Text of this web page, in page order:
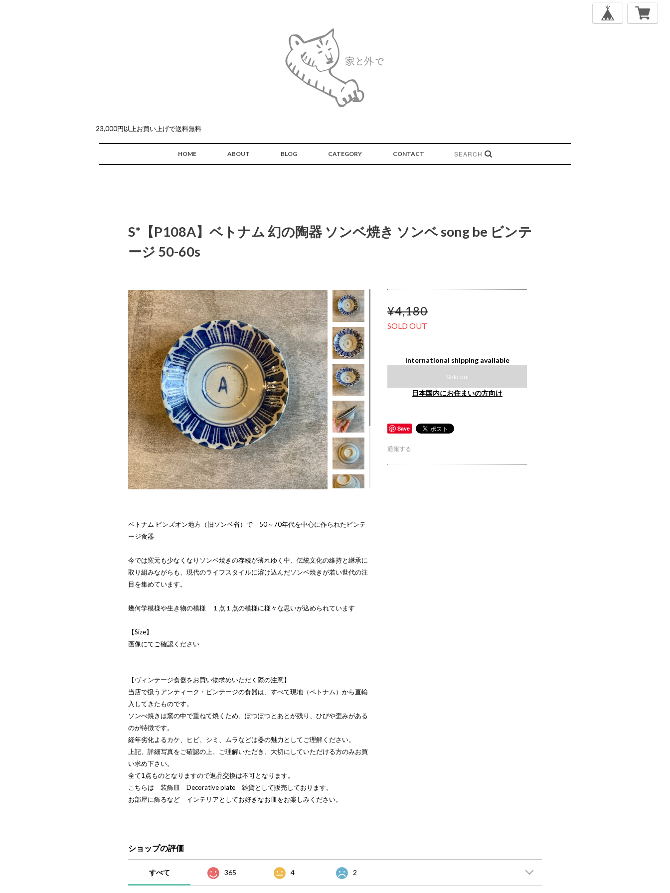
23,000円以上お買い上げで送料無料
HOME ABOUT BLOG CATEGORY CONTACT
S*【P108A】ベトナム 幻の陶器 ソンベ焼き ソンベ song be ビンテ
ージ 50-60s
ベトナム ビンズオン地方（旧ソンベ省）で 50～70年代を中心に作られたビンテ
ージ食器
今では窯元も少なくなりソンベ焼きの存続が薄れゆく中、伝統文化の維持と継承に
取り組みながらも、現代のライフスタイルに溶け込んだソンベ焼きが若い世代の注
目を集めています。
幾何学模様や生き物の模様 １点１点の模様に様々な思いが込められています
【Size】
画像にてご確認ください
【ヴィンテージ食器をお買い物求めいただく際の注意】
当店で扱うアンティーク・ビンテージの食器は、すべて現地（ベトナム）から直輸
入してきたものです。
ソンべ焼きは窯の中で重ねて焼くため、ぽつぽつとあとが残り、ひびや歪みがある
のが特徴です。
経年劣化よるカケ、ヒビ、シミ、ムラなどは器の魅力としてご理解ください。
上記、詳細写真をご確認の上、ご理解いただき、大切にしていただける方のみお買
い求め下さい。
全て1点ものとなりますので返品交換は不可となります。
こちらは 装飾皿 Decorative plate 雑貨として販売しております。
お部屋に飾るなど インテリアとしてお好きなお皿をお楽しみください。
¥4,180
SOLD OUT
International shipping available
Sold out
日本国内にお住まいの方向け
Save
通報する
ショップの評価
すべて 365 4 2